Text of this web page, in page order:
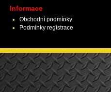
Informace
Obchodní podmínky
Podmínky registrace